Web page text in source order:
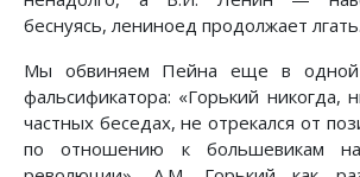
беснуясь, лениноед продолжает лгать.
Мы обвиняем Пейна еще в
фальсификатора: «Горький никогда,
частных беседах, не отрекался от
по отношению к большевикам